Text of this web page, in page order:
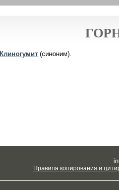
Клиногумит (синоним).
Правила копирования и